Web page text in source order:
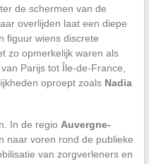
de schermen van de
overlijden laat een diepe
figuur wiens discrete
zo opmerkelijk waren als
Parijs tot Île-de-France,
oproept zoals Nadia
In de regio Auvergne-
naar voren rond de publieke
van zorgverleners en